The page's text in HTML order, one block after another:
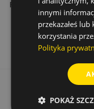
PLUS 12,0X400/450
Cena
116,35 zł
Dodaj do koszyka
innymi
przekazałeś
korzystania
Polityka
POKAŻ